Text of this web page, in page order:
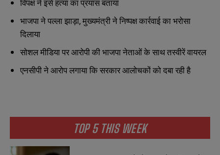
e
E
a
i
*
N
m
e
SUBMIT
e
E
a
i
*
N
m
e
SUBMIT
TOP 5 THIS WEEK
विपक्ष ने इसे हत्या का प्रयास बताया
भाजपा ने पल्ला झाड़ा, मुख्यमंत्री ने निष्पक्ष कार्रवाई का भरोसा
दिलाया
सोशल मीडिया पर आरोपी की भाजपा नेताओं के साथ तस्वीरें वायरल
एनसीपी ने आरोप लगाया कि सरकार आलोचकों को दबा रही है